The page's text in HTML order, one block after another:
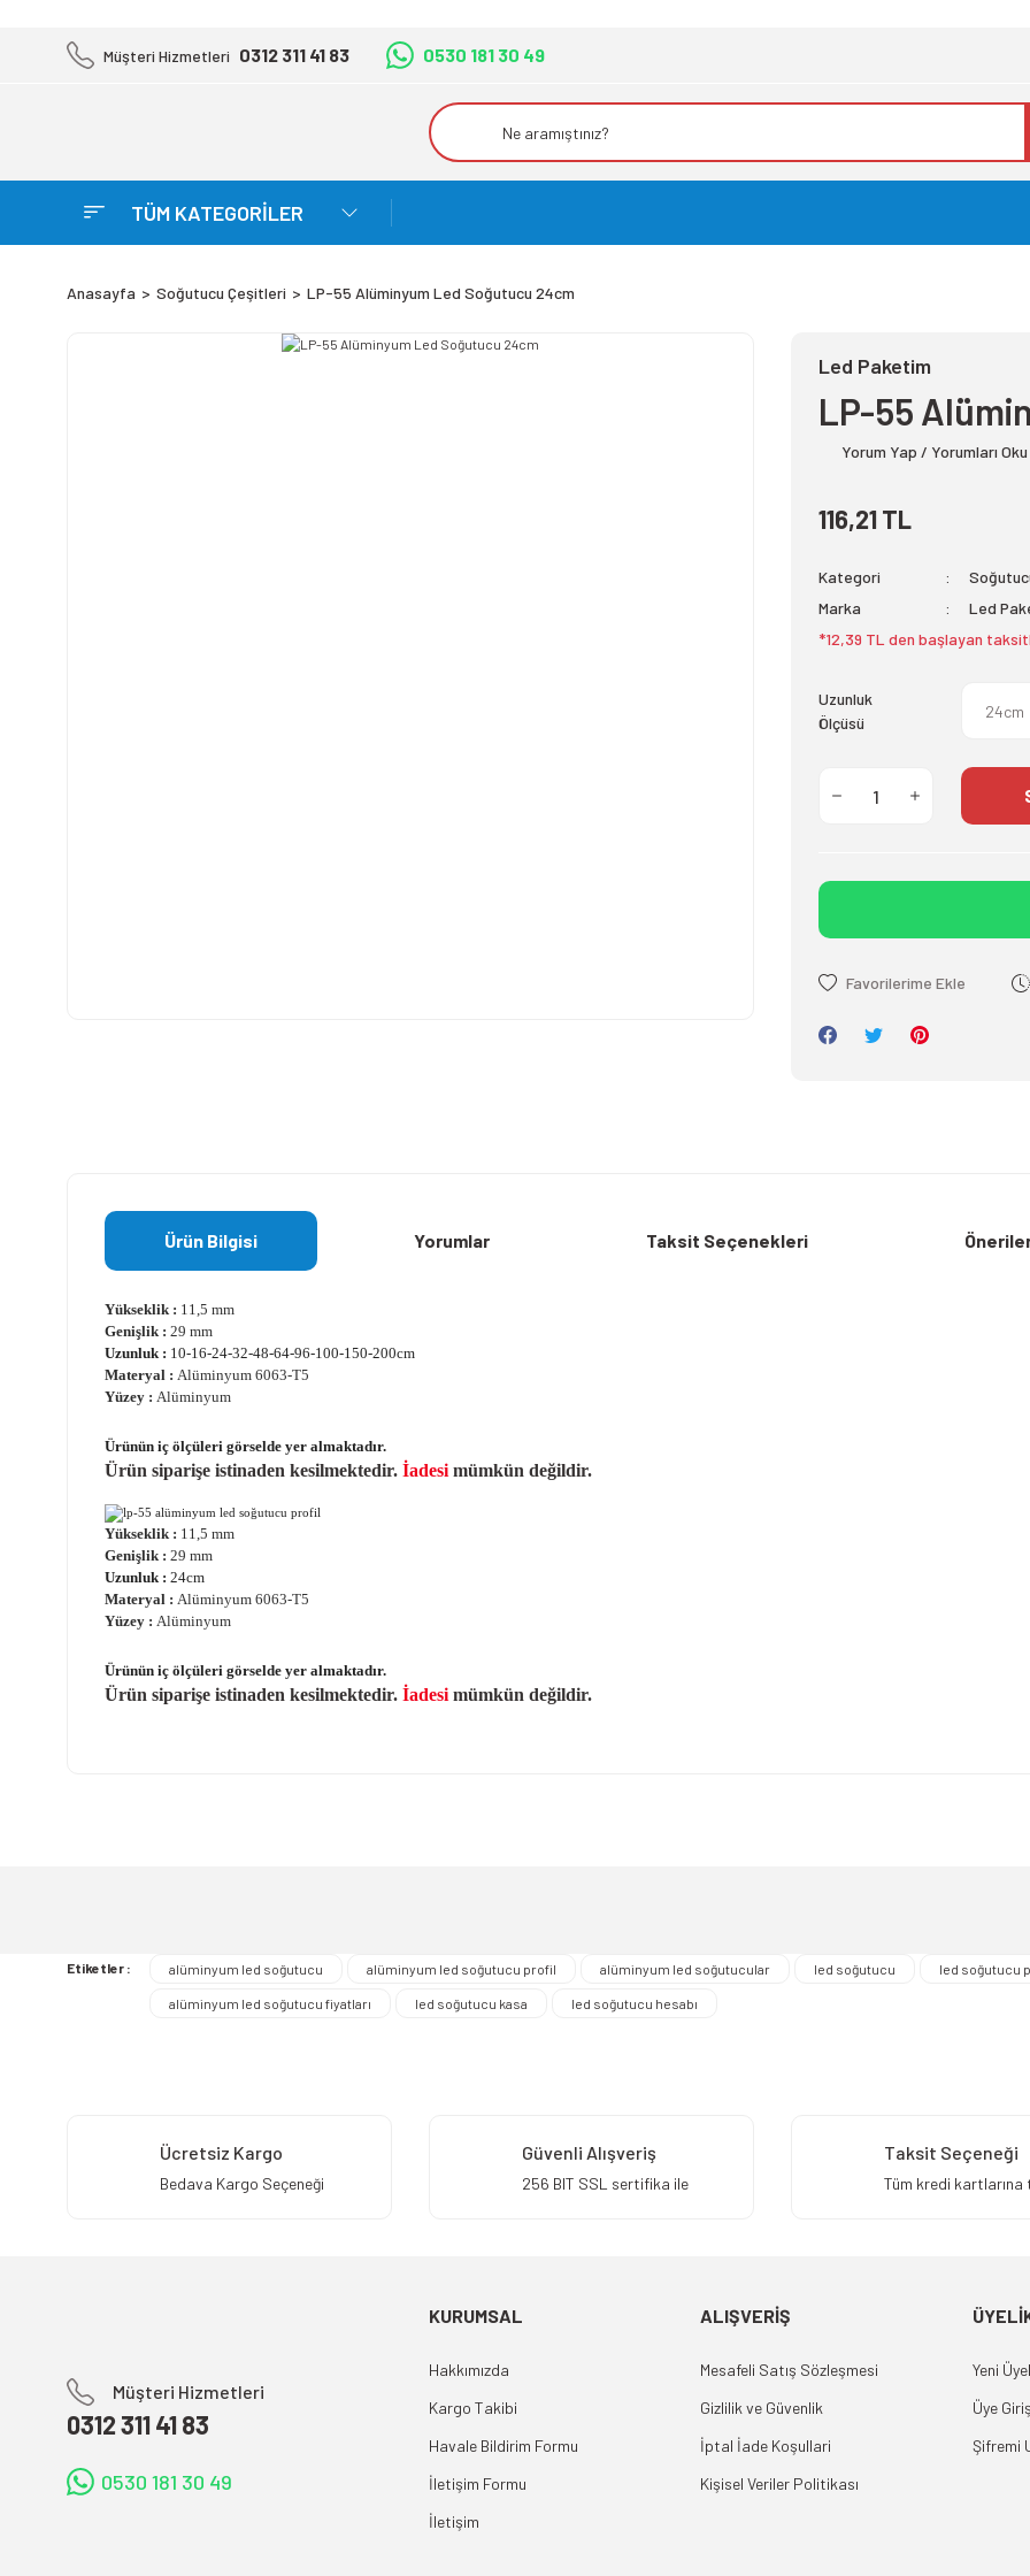
Müşteri Hizmetleri 0312 311 41 83 0530 181 30 49
TÜM KATEGORİLER
Anasayfa Soğutucu Çeşitleri LP-55 Alüminyum Led Soğutucu 24cm
Led Paketim
LP-55
Yorum Yap / Yorumları Oku
116,21 TL
Kategori
Marka
Led
*12,39 TL den başlayan
Uzunluk
Ölçüsü
Ürün Bilgisi Yorumlar Taksit Seçenekleri
Yükseklik : 11,5 mm
Genişlik : 29 mm
Uzunluk : 10-16-24-32-48-64-96-100-150-200cm
Materyal : Alüminyum 6063-T5
Yüzey : Alüminyum
Ürünün iç ölçüleri görselde yer almaktadır.
Ürün siparişe istinaden kesilmektedir. İadesi mümkün değildir.
Yükseklik : 11,5 mm
Genişlik : 29 mm
Uzunluk : 24cm
Materyal : Alüminyum 6063-T5
Yüzey : Alüminyum
Ürünün iç ölçüleri görselde yer almaktadır.
Ürün siparişe istinaden kesilmektedir. İadesi mümkün değildir.
Bu ürüne benzer farklı alternatifler olmalı.
Etiketler : alüminyum led soğutucu alüminyum led soğutucu profil alüminyum led soğutucular led soğutucu led soğutucu
alüminyum led soğutucu fiyatları led soğutucu kasa led soğutucu hesabı
Ücretsiz Kargo
Bedava Kargo Seçeneği
Güvenli Alışveriş
256 BIT SSL sertifika ile
Taksit Seçeneği
Tüm kredi
Müşteri Hizmetleri
0312 311 41 83
0530 181 30 49
KURUMSAL
Hakkımızda
Kargo Takibi
Havale Bildirim Formu
İletişim Formu
İletişim
ALIŞVERİŞ
Mesafeli Satış Sözleşmesi
Gizlilik ve Güvenlik
İptal İade Koşullari
Kişisel Veriler Politikası
Yeni
Üye
Şifremi